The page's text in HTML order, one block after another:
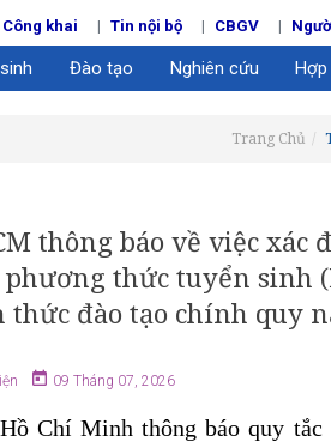
Công khai Tin nội bộ CBGV
Đào tạo Nghiên cứu
Trang Chủ
thông báo về việc xác
thức tuyển sinh
đào tạo chính quy
09 Tháng 07, 2026
Chí Minh thông báo quy tắc